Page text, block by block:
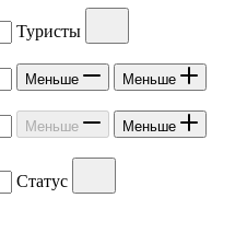
Туристы
Меньше Меньше
Меньше Меньше
Статус